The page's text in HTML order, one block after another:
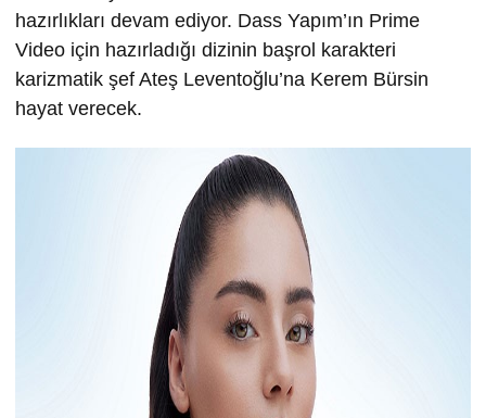
hazırlıkları devam ediyor. Dass Yapım’ın Prime
Video için hazırladığı dizinin başrol karakteri
karizmatik şef Ateş Leventoğlu’na Kerem Bürsin
hayat verecek.